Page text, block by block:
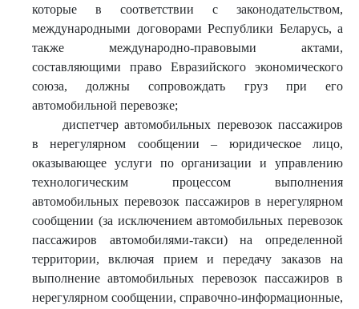
которые в соответствии с законодательством,
международными договорами Республики Беларусь, а
также международно-правовыми актами,
составляющими право Евразийского экономического
союза, должны сопровождать груз при его
автомобильной перевозке;
диспетчер автомобильных перевозок пассажиров
в нерегулярном сообщении – юридическое лицо,
оказывающее услуги по организации и управлению
технологическим процессом выполнения
автомобильных перевозок пассажиров в нерегулярном
сообщении (за исключением автомобильных перевозок
пассажиров автомобилями-такси) на определенной
территории, включая прием и передачу заказов на
выполнение автомобильных перевозок пассажиров в
нерегулярном сообщении, справочно-информационные,